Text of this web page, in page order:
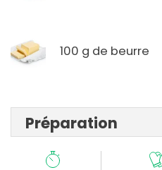
100 g de beurre
Préparation